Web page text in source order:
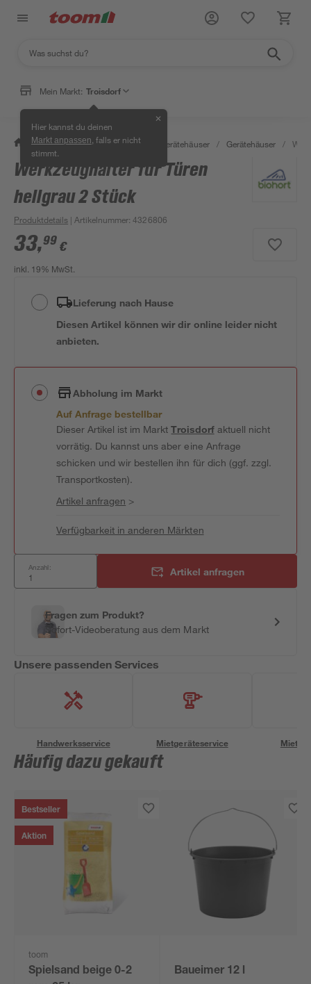
Mein Markt: Troisdorf
Hier kannst du deinen
Markt anpassen , falls er nicht
stimmt.
✕
/ Garten & Freizeit / Garten- & Gerätehäuser / Gerätehäuser /
Werkzeughalter für Türen
hellgrau 2 Stück
Produktdetails | Artikelnummer:4326806
33,99 €
inkl. 19% MwSt.
Lieferung nach Hause
Diesen Artikel können wir dir online leider nicht
anbieten.
Abholung im Markt
Auf Anfrage bestellbar
Dieser Artikel ist im MarktTroisdorfaktuell nicht
vorrätig. Du kannst uns aber eine Anfrage
schicken und wir bestellen ihn für dich (ggf. zzgl.
Transportkosten).
Artikel anfragen >
Verfügbarkeit in anderen Märkten
Anzahl: Artikel anfragen
Fragen zum Produkt?
Sofort-Videoberatung aus dem Markt
Unsere passenden Services
Handwerksservice Mietgeräteservice
Häufig dazu gekauft
Bestseller
Aktion
toom
Spielsand beige 0-2
Baueimer 12 l